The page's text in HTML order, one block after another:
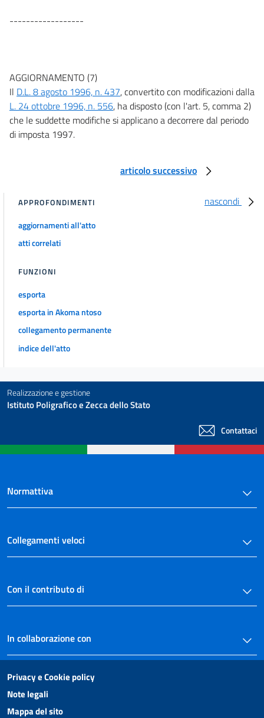
------------------
AGGIORNAMENTO (7)
Il D.L. 8 agosto 1996, n. 437, convertito con modificazioni dalla
L. 24 ottobre 1996, n. 556, ha disposto (con l'art. 5, comma 2)
che le suddette modifiche si applicano a decorrere dal periodo
di imposta 1997.
articolo successivo
nascondi
APPROFONDIMENTI
aggiornamenti all'atto
atti correlati
FUNZIONI
esporta
esporta in Akoma ntoso
collegamento permanente
indice dell'atto
Realizzazione e gestione
Istituto Poligrafico e Zecca dello Stato
Contattaci
Normattiva
Collegamenti veloci
Con il contributo di
In collaborazione con
Privacy e Cookie policy
Note legali
Mappa del sito